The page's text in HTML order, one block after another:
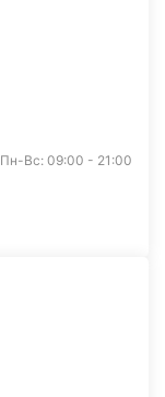
Пн-Вс: 09:00 - 21:00